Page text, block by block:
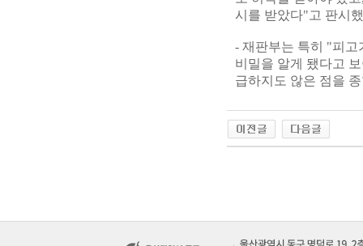
시를 받았다"고 판시
- 재판부는 특히 "피고
비밀을 알게 됐다고
급하지도 않은 점을